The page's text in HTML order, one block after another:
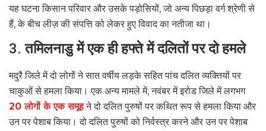
यह घटना किसान परिवार और उसके पड़ोसियों, जो अन्य पिछड़ा वर्ग श्रेणी से
हैं, के बीच लीज़ की संपत्ति को लेकर हुए विवाद का नतीजा था।
3.तमिलनाडु में एक ही हफ्ते में दलितों पर दो हमले
मदुरै जिले में दो लोगों ने सात वर्षीय लड़के सहित पांच दलित व्यक्तियों पर
चाकुओं से हमला किया। एक अन्य मामले में, नवंबर में इरोड जिले में लगभग
20 लोगों के एक समूहने दो दलित पुरुषों पर कथित रूप से हमला किया और
उन पर पेशाब किया। दो दलित पुरुषों को निर्वस्त्र करने और उन पर पेशाब